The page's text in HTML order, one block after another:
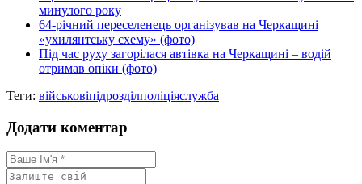
минулого року
64-річний переселенець організував на Черкащині
«ухилянтську схему» (фото)
Під час руху загорілася автівка на Черкащині – водій
отримав опіки (фото)
Теги: військовіпідрозділполіціяслужба
Додати коментар